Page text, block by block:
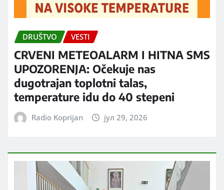
DRUŠTVO VESTI
CRVENI METEOALARM I HITNA SMS
UPOZORENJA: Očekuje nas
dugotrajan toplotni talas,
temperature idu do 40 stepeni
Radio Koprijan јул 29, 2026